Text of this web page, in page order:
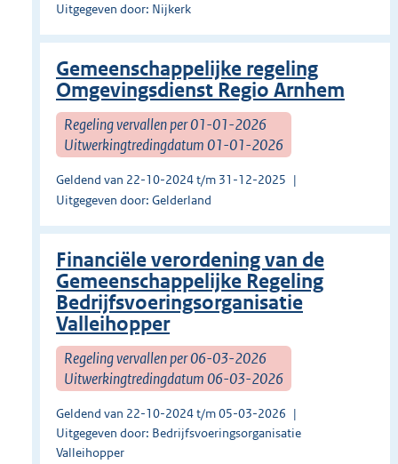
Uitgegeven door: Nijkerk
Gemeenschappelijke regeling
Omgevingsdienst Regio Arnhem
Regeling vervallen per 01-01-2026
Uitwerkingtredingdatum 01-01-2026
Geldend van 22-10-2024 t/m 31-12-2025
Uitgegeven door: Gelderland
Financiële verordening van de
Gemeenschappelijke Regeling
Bedrijfsvoeringsorganisatie
Valleihopper
Regeling vervallen per 06-03-2026
Uitwerkingtredingdatum 06-03-2026
Geldend van 22-10-2024 t/m 05-03-2026
Uitgegeven door: Bedrijfsvoeringsorganisatie
Valleihopper